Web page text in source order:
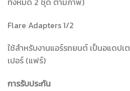
Flare Adapters 1/2
ใช้สำหรับงานแอร์รถยนต์ เป็นอแดปเ
เปอร์ (แฟร์)
การรับประกัน